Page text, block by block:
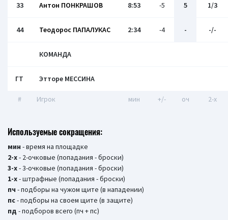
33 Антон ПОНКРАШОВ 8:53 -5 5 1/3
44 Теодорос ПАПАЛУКАС 2:34 -4 - -/-
КОМАНДА
ГТ Этторе МЕССИНА
# Игрок мин +/- оч 2-x
Используемые сокращения:
мин - время на площадке
2-х- 2-очковые (попадания - броски)
3-х- 3-очковые (попадания - броски)
1-х- штрафные (попадания - броски)
пч - подборы на чужом щите (в нападении)
пс- подборы на своем щите (в защите)
пд - подборов всего (пч + пс)